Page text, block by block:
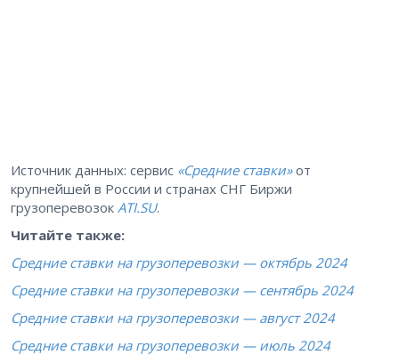
Источник данных: сервис «Средние ставки»от
крупнейшей в России и странах СНГ Биржи
грузоперевозок ATI.SU.
Читайте также:
Средние ставки на грузоперевозки — октябрь 2024
Средние ставки на грузоперевозки — сентябрь 2024
Средние ставки на грузоперевозки — август 2024
Средние ставки на грузоперевозки — июль 2024